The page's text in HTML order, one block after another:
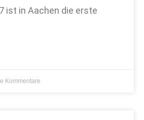
ist in Aachen die erste
Kommentare